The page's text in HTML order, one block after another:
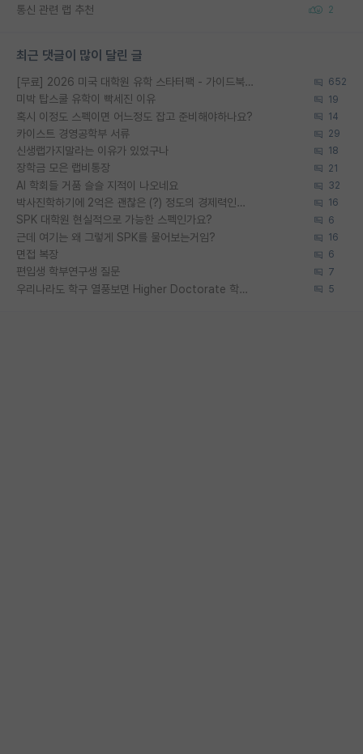
통신 관련 랩 추천 2
최근 댓글이 많이 달린 글
[무료] 2026 미국 대학원 유학 스타터팩 - 가이드북 & 합격자 컨택메일 템플릿 652
미박 탑스쿨 유학이 빡세진 이유 19
혹시 이정도 스펙이면 어느정도 잡고 준비해야하나요? 14
카이스트 경영공학부 서류 29
신생랩가지말라는 이유가 있었구나 18
장학금 모은 랩비통장 21
AI 학회들 거품 슬슬 지적이 나오네요 32
박사진학하기에 2억은 괜찮은 (?) 정도의 경제력인가요 16
SPK 대학원 현실적으로 가능한 스펙인가요? 6
근데 여기는 왜 그렇게 SPK를 물어보는거임? 16
면접 복장 6
편입생 학부연구생 질문 7
우리나라도 학구 열풍보면 Higher Doctorate 학위가 필요하다고 봅니다. 5